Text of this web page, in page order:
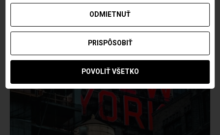
ODMIETNUŤ
PRISPÔSOBIŤ
POVOLIŤ VŠETKO